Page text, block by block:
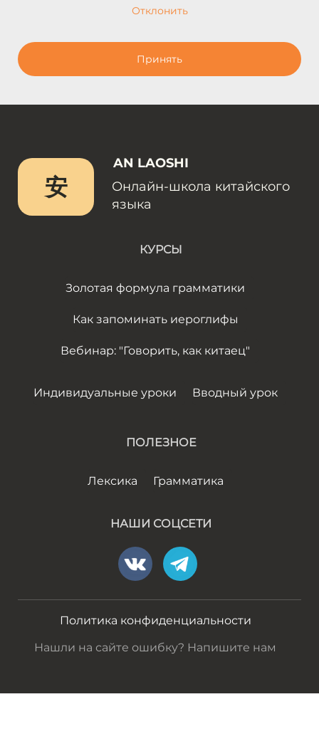
Отклонить
Принять
安
AN LAOSHI
Онлайн-школа китайского
языка
КУРСЫ
Золотая формула грамматики
Как запоминать иероглифы
Вебинар: "Говорить, как китаец"
Индивидуальные уроки Вводный урок
ПОЛЕЗНОЕ
Лексика Грамматика
НАШИ СОЦСЕТИ
Политика конфиденциальности
Нашли на сайте ошибку? Напишите нам